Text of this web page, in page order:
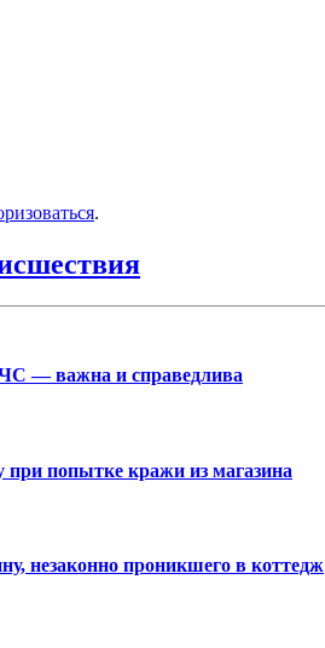
.
— важна и справедлива
попытке кражи из магазина
незаконно проникшего в коттедж